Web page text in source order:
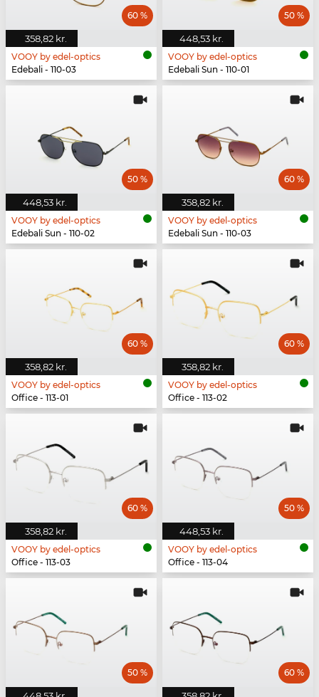
358,82 kr.
60 %
VOOY by edel-optics
Edebali - 110-03
448,53 kr.
50 %
VOOY by edel-optics
Edebali Sun - 110-01
448,53 kr.
50 %
VOOY by edel-optics
Edebali Sun - 110-02
358,82 kr.
60 %
VOOY by edel-optics
Edebali Sun - 110-03
358,82 kr.
60 %
VOOY by edel-optics
Office - 113-01
358,82 kr.
60 %
VOOY by edel-optics
Office - 113-02
358,82 kr.
60 %
VOOY by edel-optics
Office - 113-03
448,53 kr.
50 %
VOOY by edel-optics
Office - 113-04
50 % 60 %